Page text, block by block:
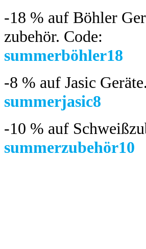
-18 % auf Böhler
zubehör. Code:
summerböhler18
-8 % auf Jasic
summerjasic8
-10 % auf
summerzubehör10